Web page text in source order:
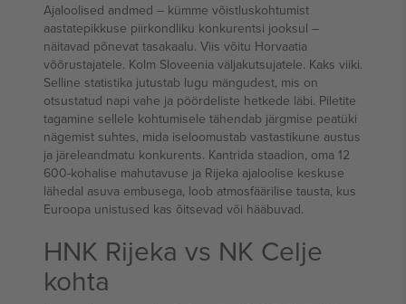
Ajaloolised andmed – kümme võistluskohtumist
aastatepikkuse piirkondliku konkurentsi jooksul –
näitavad põnevat tasakaalu. Viis võitu Horvaatia
võõrustajatele. Kolm Sloveenia väljakutsujatele. Kaks viiki.
Selline statistika jutustab lugu mängudest, mis on
otsustatud napi vahe ja pöördeliste hetkede läbi. Piletite
tagamine sellele kohtumisele tähendab järgmise peatüki
nägemist suhtes, mida iseloomustab vastastikune austus
ja järeleandmatu konkurents. Kantrida staadion, oma 12
600-kohalise mahutavuse ja Rijeka ajaloolise keskuse
lähedal asuva embusega, loob atmosfäärilise tausta, kus
Euroopa unistused kas õitsevad või hääbuvad.
HNK Rijeka vs NK Celje
kohta